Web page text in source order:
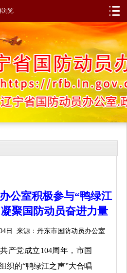
浏览
公室积极参与“鸭绿江
聚国防动员奋进力量
日 来源：丹东市国防动员办公室
产党成立104周年， 市国
织的“鸭绿江之声”大合唱